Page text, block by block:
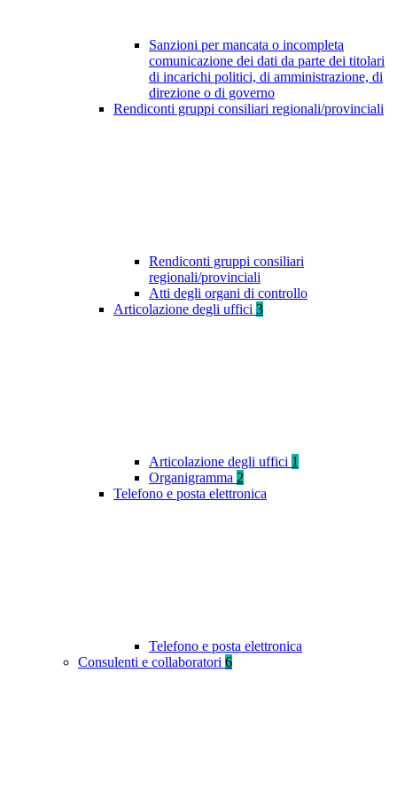
Sanzioni per mancata o incompleta
comunicazione dei dati da parte dei titolari
di incarichi politici, di amministrazione, di
direzione o di governo
Rendiconti gruppi consiliari regionali/provinciali
Rendiconti gruppi consiliari
regionali/provinciali
Atti degli organi di controllo
Articolazione degli uffici 3
Articolazione degli uffici 1
Organigramma 2
Telefono e posta elettronica
Telefono e posta elettronica
Consulenti e collaboratori 6